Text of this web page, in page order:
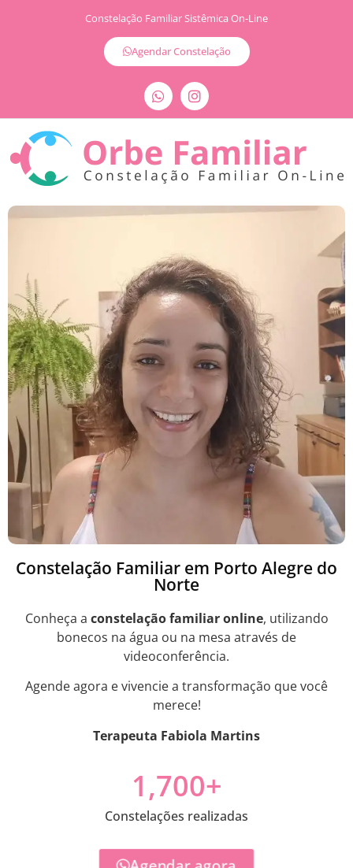
Constelação Familiar Sistêmica On-Line
Agendar Constelação
Constelação Familiar em Porto Alegre do
Norte
Conheça a constelação familiar online, utilizando
bonecos na água ou na mesa através de
videoconferência.
Agende agora e vivencie a transformação que você
merece!
Terapeuta Fabiola Martins
Constelações realizadas
1,700+